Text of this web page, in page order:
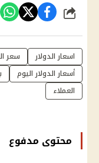
شارك
اسعار الدولار سعر
أسعار الدولار اليوم
العملاء
محتوى مدفوع